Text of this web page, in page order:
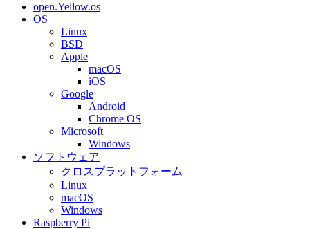
open.Yellow.os
OS
Linux
BSD
Apple
macOS
iOS
Google
Android
Chrome OS
Microsoft
Windows
ソフトウェア
クロスプラットフォーム
Linux
macOS
Windows
Raspberry Pi